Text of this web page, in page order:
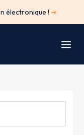
électronique ! ➔